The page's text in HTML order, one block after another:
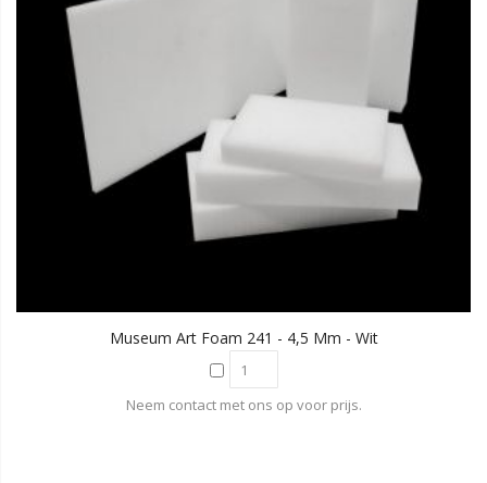
Museum Art Foam 241 - 4,5 Mm - Wit
Neem contact met ons op voor prijs.